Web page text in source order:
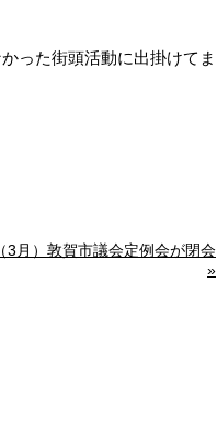
った街頭活動に出掛けてま
3月）敦賀市議会定例会が閉会
»